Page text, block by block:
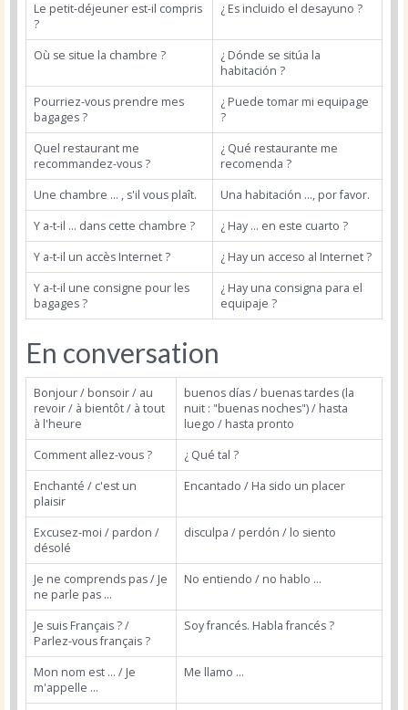
Le petit-déjeuner est-il compris
?
¿ Es incluido el desayuno ?
Où se situe la chambre ?
¿ Dónde se sitúa la
habitación ?
Pourriez-vous prendre mes
bagages ?
¿ Puede tomar mi equipage
?
Quel restaurant me
recommandez-vous ?
¿ Qué restaurante me
recomenda ?
Une chambre ... , s'il vous plaît.
Una habitación ..., por favor.
Y a-t-il ... dans cette chambre ?
¿ Hay ... en este cuarto ?
Y a-t-il un accès Internet ?
¿ Hay un acceso al Internet ?
Y a-t-il une consigne pour les
bagages ?
¿ Hay una consigna para el
equipaje ?
En conversation
Bonjour / bonsoir / au
revoir / à bientôt / à tout
à l'heure
buenos días / buenas tardes (la
nuit : "buenas noches") / hasta
luego / hasta pronto
Comment allez-vous ?
¿ Qué tal ?
Enchanté / c'est un
plaisir
Encantado / Ha sido un placer
Excusez-moi / pardon /
désolé
disculpa / perdón / lo siento
Je ne comprends pas / Je
ne parle pas ...
No entiendo / no hablo ...
Je suis Français ? /
Parlez-vous français ?
Soy francés. Habla francés ?
Mon nom est ... / Je
m'appelle ...
Me llamo ...